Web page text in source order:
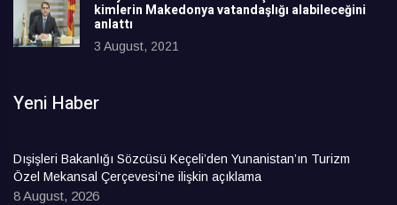
kimlerin Makedonya vatandaşlığı alabileceğini
anlattı
3 August, 2021
Yeni Haber
Dışişleri Bakanlığı Sözcüsü Keçeli’den Yunanistan’ın Turizm
Özel Mekansal Çerçevesi’ne ilişkin açıklama
8 August, 2026